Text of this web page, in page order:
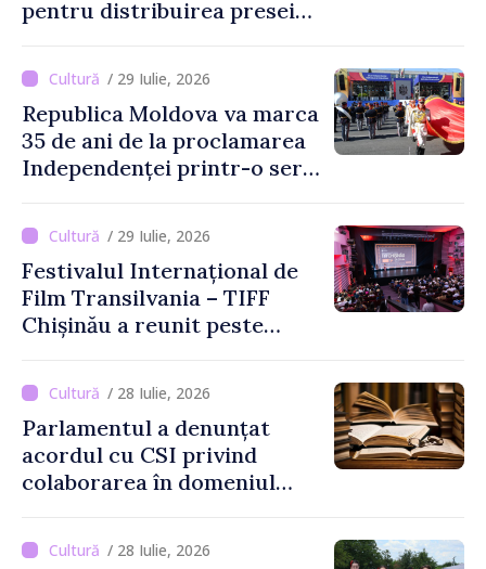
pentru distribuirea presei
/ 29 Iulie, 2026
Republica Moldova va marca
35 de ani de la proclamarea
Independenței printr-o serie
/ 29 Iulie, 2026
Festivalul Internațional de
Film Transilvania – TIFF
Chișinău a reunit peste
de-a șasea ediție
/ 28 Iulie, 2026
Parlamentul a denunțat
acordul cu CSI privind
colaborarea în domeniul
/ 28 Iulie, 2026